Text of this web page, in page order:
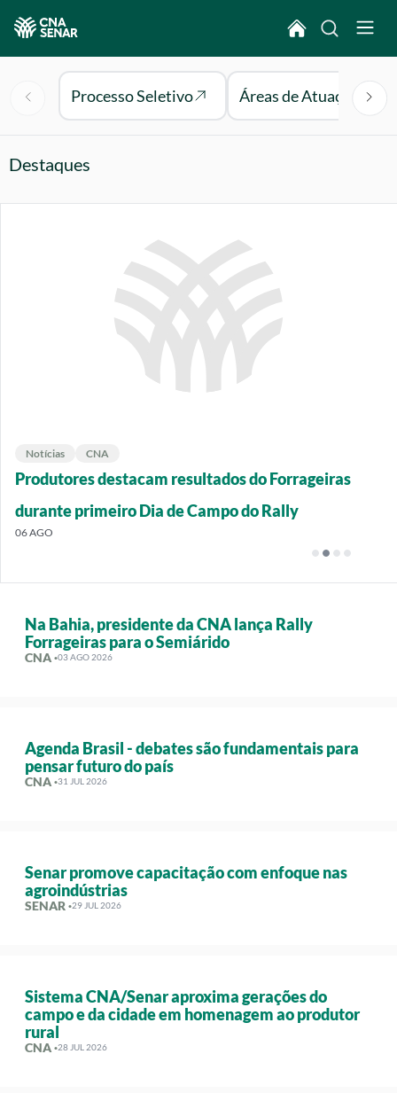
Processo Seletivo Áreas de Atuação
Destaques
Notícias CNA
Senar capacita instrutores para o Projeto
Forrageiras para o Semiárido
07 AGO
Notícias CNA
Produtores destacam resultados do Forrageiras
durante primeiro Dia de Campo do Rally
06 AGO
Notícias CNA
Agenda Brasil apresenta estudos inéditos sobre
temas estratégicos para o país
05 AGO
Notícias CNA
Forrageiras para o Semiárido – Conhecimento muda
vida de produtor na Bahia
03 AGO
Na Bahia, presidente da CNA lança Rally
Forrageiras para o Semiárido
CNA ·03 AGO 2026
Agenda Brasil - debates são fundamentais para
pensar futuro do país
CNA ·31 JUL 2026
Senar promove capacitação com enfoque nas
agroindústrias
SENAR ·29 JUL 2026
Sistema CNA/Senar aproxima gerações do
campo e da cidade em homenagem ao produtor
rural
CNA ·28 JUL 2026